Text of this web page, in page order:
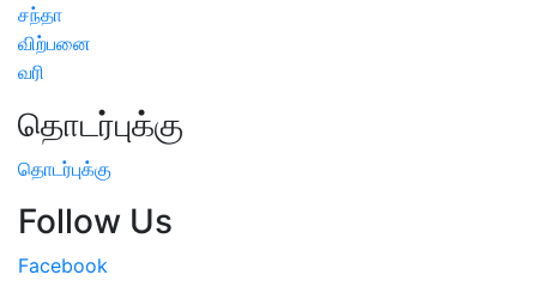
சந்தா
விற்பனை
வரி
தொடர்புக்கு
தொடர்புக்கு
Follow Us
Facebook